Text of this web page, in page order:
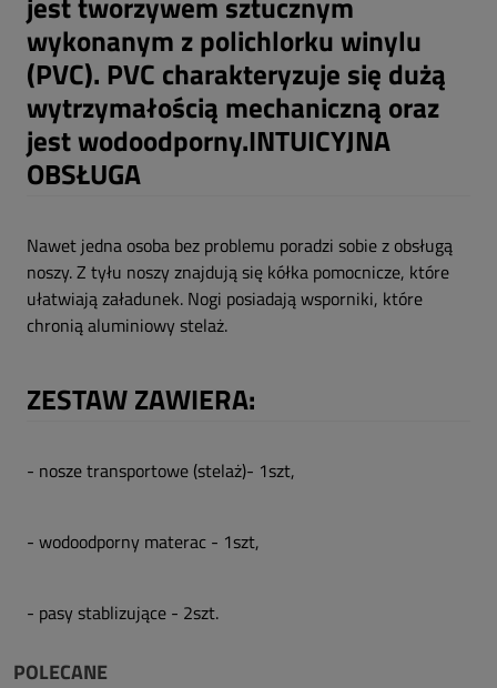
wykonanym z polichlorku winylu
(PVC). PVC charakteryzuje się dużą
wytrzymałością mechaniczną oraz
jest wodoodporny.INTUICYJNA
OBSŁUGA
Nawet jedna osoba bez problemu poradzi sobie z obsługą
noszy. Z tyłu noszy znajdują się kółka pomocnicze, które
ułatwiają załadunek. Nogi posiadają wsporniki, które
chronią aluminiowy stelaż.
ZESTAW ZAWIERA:
- nosze transportowe (stelaż)- 1szt,
- wodoodporny materac - 1szt,
- pasy stablizujące - 2szt.
POLECANE